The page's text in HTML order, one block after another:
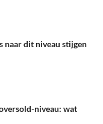
naar dit niveau stijgen
niveau: wat